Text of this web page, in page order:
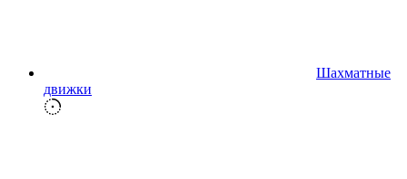
Шахматные
движки